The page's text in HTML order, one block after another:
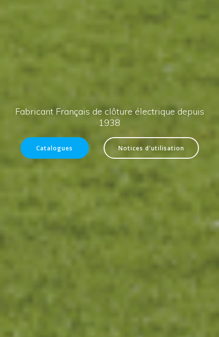
Fabricant Français de clôture électrique depuis
1938
Catalogues Notices d'utilisation